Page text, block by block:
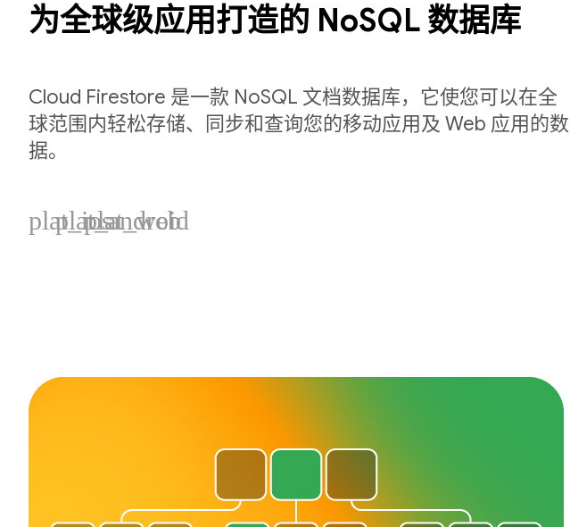
为全球级应用打造的 NoSQL 数据库
Cloud Firestore 是一款 NoSQL 文档数据库，它使您可以在全
球范围内轻松存储、同步和查询您的移动应用及 Web 应用的数
据。
plat_ios
plat_android
plat_web